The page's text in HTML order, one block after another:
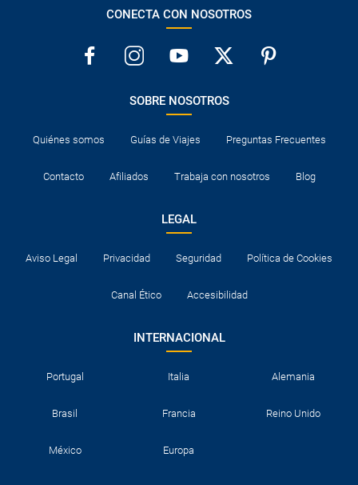
CONECTA CON NOSOTROS
SOBRE NOSOTROS
Quiénes somos Guías de Viajes Preguntas Frecuentes
Contacto Afiliados Trabaja con nosotros Blog
LEGAL
Aviso Legal Privacidad Seguridad Política de Cookies
Canal Ético Accesibilidad
INTERNACIONAL
Portugal Italia Alemania
Brasil Francia Reino Unido
México Europa